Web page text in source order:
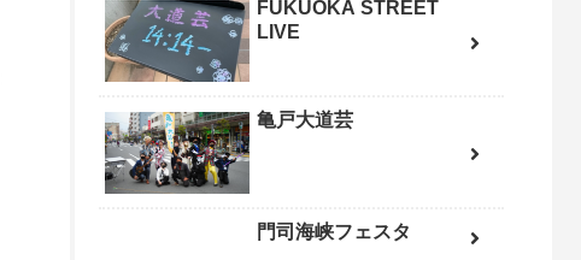
FUKUOKA STREET
LIVE
亀戸大道芸
門司海峡フェスタ